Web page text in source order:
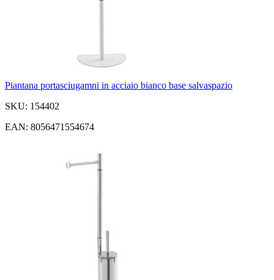
Piantana portasciugamni in acciaio bianco base salvaspazio
SKU: 154402
EAN: 8056471554674